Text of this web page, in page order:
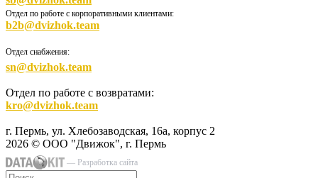
Отдел по работе с корпоративными клиентами:
b2b@dvizhok.team
Отдел снабжения:
sn@dvizhok.team
Отдел по работе с возвратами:
kro@dvizhok.team
г. Пермь, ул. Хлебозаводская, 16а, корпус 2
2026 © ООО "Движок", г. Пермь
— Разработка сайта